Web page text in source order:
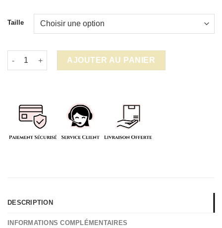
Taille
quantité de Housse de couette Demon Slayer Tanjiro
AJOUTER AU PANIER
DESCRIPTION
INFORMATIONS COMPLÉMENTAIRES